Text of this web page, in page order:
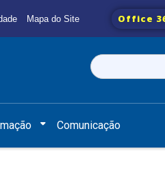
Mapa do Site Office
Pesquisar
por:
Comunicação